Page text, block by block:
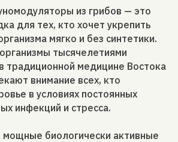
из грибов — это
для тех, кто хочет укрепить
мягко и без синтетики.
тысячелетиями
традиционной медицине Востока
внимание всех, кто
в условиях постоянных
инфекций и стресса.
биологически активные